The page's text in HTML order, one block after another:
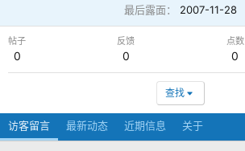
最后露面
2007-11-28
帖子
0
反馈
0
点数
0
查找
访客留言 最新动态 近期信息 关于